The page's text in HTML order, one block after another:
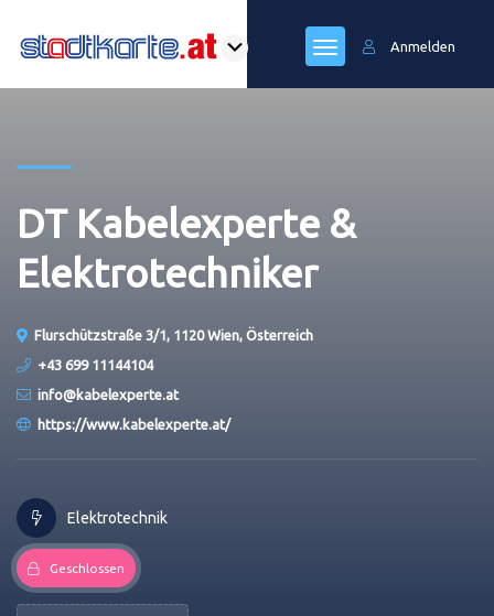
Anmelden
DT Kabelexperte &
Elektrotechniker
Flurschützstraße 3/1, 1120 Wien, Österreich
+43 699 11144104
info@kabelexperte.at
https://www.kabelexperte.at/
Elektrotechnik
Geschlossen